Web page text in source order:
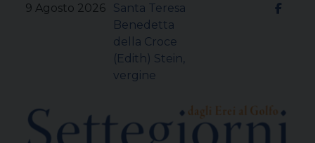
9 Agosto 2026
Santa Teresa
Benedetta
della Croce
(Edith) Stein,
vergine